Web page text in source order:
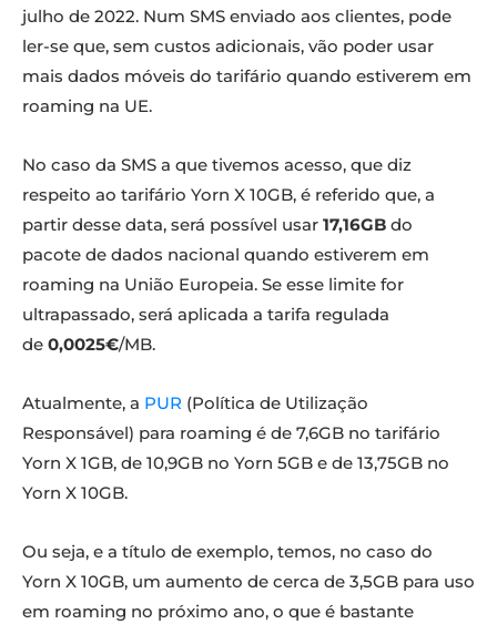
julho de 2022. Num SMS enviado aos clientes, pode
ler-se que, sem custos adicionais, vão poder usar
mais dados móveis do tarifário quando estiverem em
roaming na UE.
No caso da SMS a que tivemos acesso, que diz
respeito ao tarifário Yorn X 10GB, é referido que, a
partir desse data, será possível usar 17,16GB do
pacote de dados nacional quando estiverem em
roaming na União Europeia. Se esse limite for
ultrapassado, será aplicada a tarifa regulada
de 0,0025€/MB.
Atualmente, a PUR (Política de Utilização
Responsável) para roaming é de 7,6GB no tarifário
Yorn X 1GB, de 10,9GB no Yorn 5GB e de 13,75GB no
Yorn X 10GB.
Ou seja, e a título de exemplo, temos, no caso do
Yorn X 10GB, um aumento de cerca de 3,5GB para uso
em roaming no próximo ano, o que é bastante